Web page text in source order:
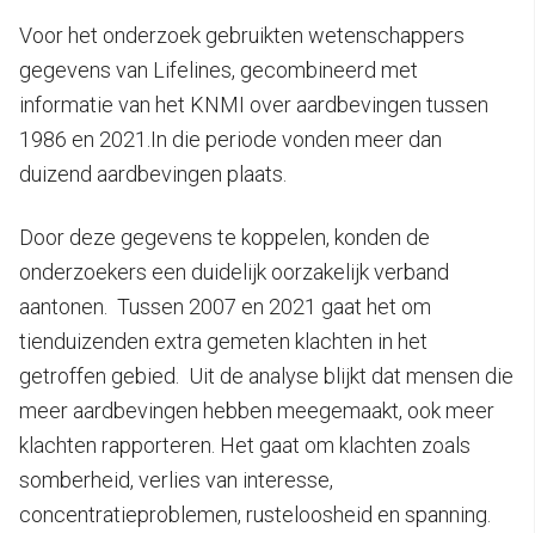
Voor het onderzoek gebruikten wetenschappers
gegevens van Lifelines, gecombineerd met
informatie van het KNMI over aardbevingen tussen
1986 en 2021.In die periode vonden meer dan
duizend aardbevingen plaats.
Door deze gegevens te koppelen, konden de
onderzoekers een duidelijk oorzakelijk verband
aantonen. Tussen 2007 en 2021 gaat het om
tienduizenden extra gemeten klachten in het
getroffen gebied. Uit de analyse blijkt dat mensen die
meer aardbevingen hebben meegemaakt, ook meer
klachten rapporteren. Het gaat om klachten zoals
somberheid, verlies van interesse,
concentratieproblemen, rusteloosheid en spanning.